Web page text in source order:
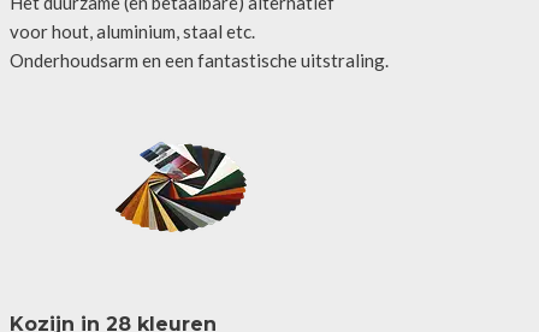
voor hout, aluminium, staal etc.
Onderhoudsarm en een fantastische uitstraling.
Kozijn in 28 kleuren